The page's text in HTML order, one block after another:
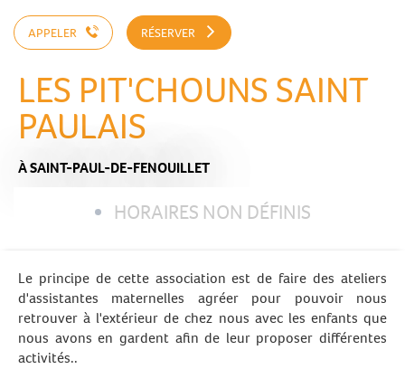
APPELER RÉSERVER
LES PIT'CHOUNS SAINT
PAULAIS
À SAINT-PAUL-DE-FENOUILLET
HORAIRES NON DÉFINIS
Le principe de cette association est de faire des ateliers
d'assistantes maternelles agréer pour pouvoir nous
retrouver à l'extérieur de chez nous avec les enfants que
nous avons en gardent afin de leur proposer différentes
activités..